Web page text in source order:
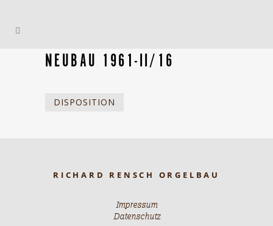
NEUBAU 1961-II/16
DISPOSITION
RICHARD RENSCH ORGELBAU
Impressum
Datenschutz